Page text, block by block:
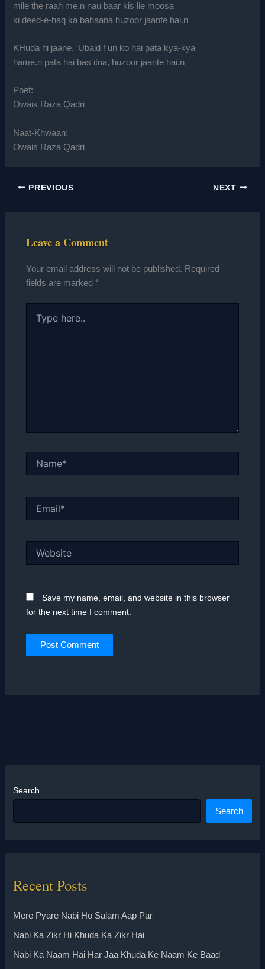
mile the raah me.n nau baar kis lie moosa
ki deed-e-haq ka bahaana huzoor jaante hai.n
KHuda hi jaane, ‘Ubaid ! un ko hai pata kya-kya
hame.n pata hai bas itna, huzoor jaante hai.n
Poet:
Owais Raza Qadri
Naat-Khwaan:
Owais Raza Qadri
PREVIOUS NEXT
Leave a Comment
Your email address will not be published. Required
fields are marked*
here..
Save my name, email, and website in this browser
for the next time I comment.
Search
Search
Recent Posts
Mere Pyare Nabi Ho Salam Aap Par
Nabi Ka Zikr Hi Khuda Ka Zikr Hai
Nabi Ka Naam Hai Har Jaa Khuda Ke Naam Ke Baad